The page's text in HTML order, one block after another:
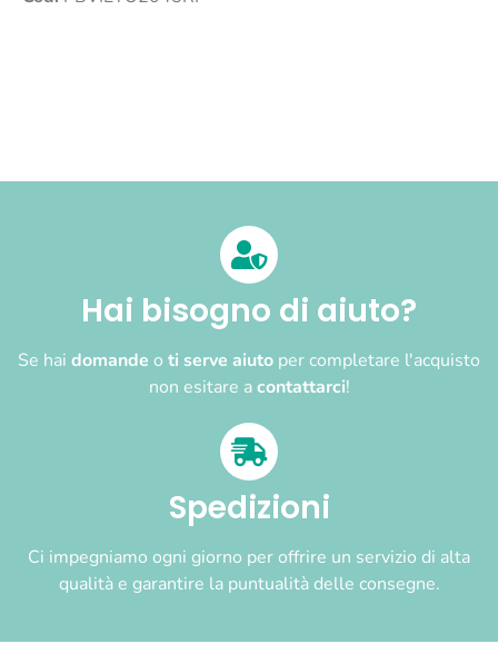
Hai bisogno di aiuto?
Se hai domande o ti serve aiuto per completare l'acquisto
non esitare acontattarci!
Spedizioni
Ci impegniamo ogni giorno per offrire un servizio di alta
qualità e garantire la puntualità delle consegne.